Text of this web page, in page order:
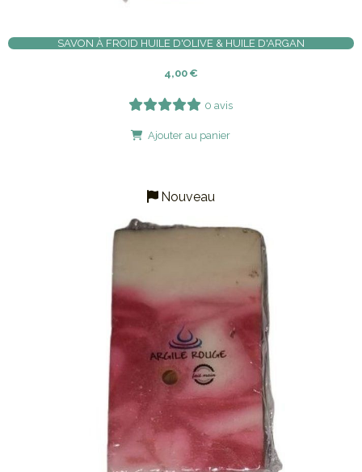
SAVON À FROID HUILE D'OLIVE & HUILE D'ARGAN
4,00€
0 avis
Ajouter au panier
Nouveau